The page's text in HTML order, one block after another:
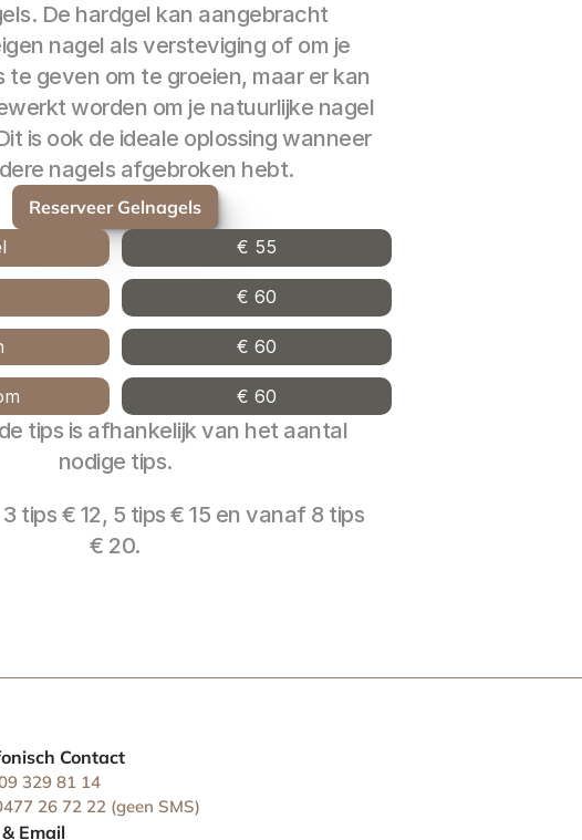
De hardgel kan aangebracht
nagel als versteviging of om je
te geven om te groeien, maar er kan
worden om je natuurlijke nagel
is ook de ideale oplossing wanneer
nagels afgebroken hebt.
Reserveer Gelnagels
€ 55
€ 60
€ 60
€ 60
tips is afhankelijk van het aantal
nodige tips.
3 tips € 12, 5 tips € 15 en vanaf 8 tips
€ 20.
Contact
329 81 14
26 72 22 (geen SMS)
Email